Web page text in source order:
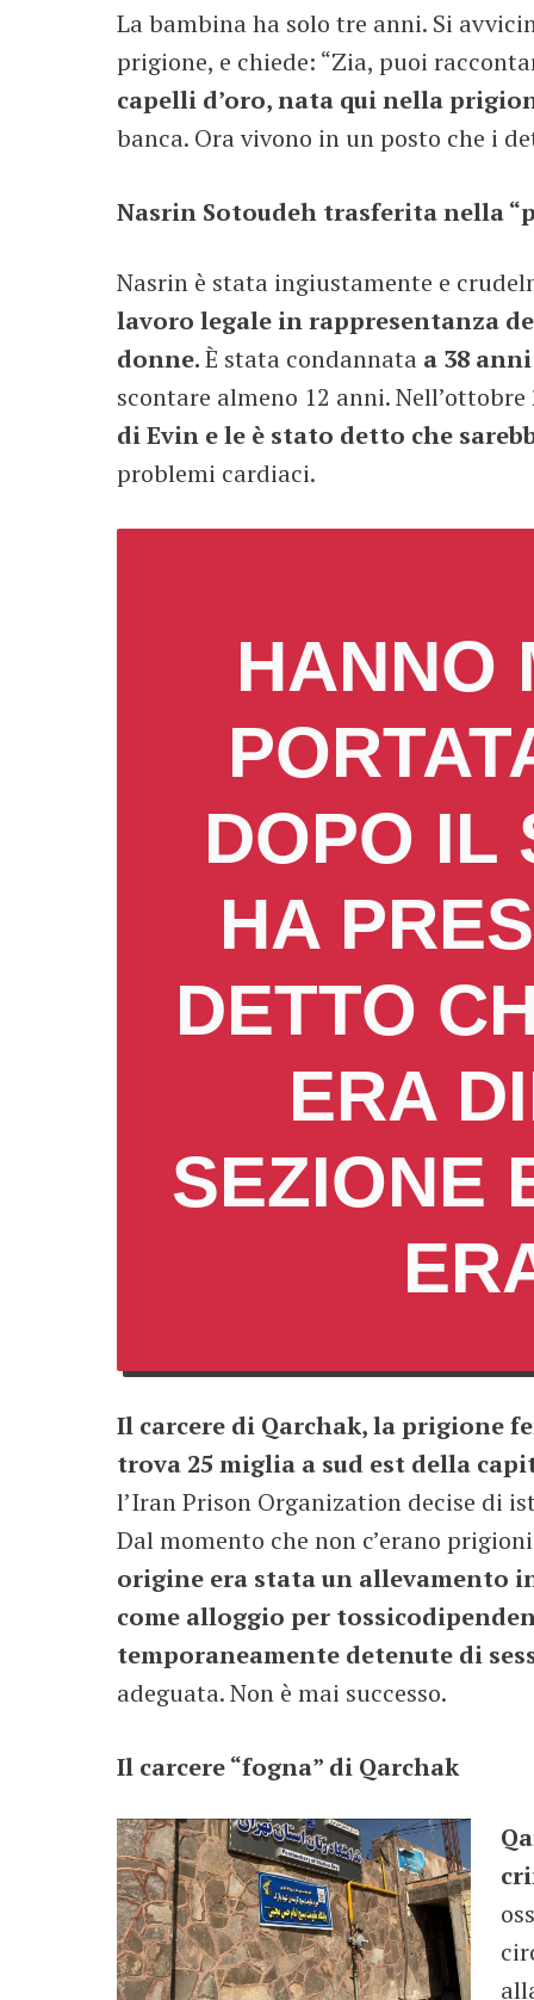
La bambina ha solo tre anni. Si
prigione, e chiede: “Zia, puoi
capelli d’oro, nata qui nella
banca. Ora vivono in un posto che i
Nasrin Sotoudeh trasferita nella
Nasrin è stata ingiustamente e
lavoro legale in rappresentanza
donne.È stata condannata a 38
scontare almeno 12 anni.
di Evin e le è stato detto che
problemi cardiaci.
HANNO
DOPO IL
HA
DETTO
ERA
SEZIONE
Il carcere di Qarchak, la prigione
trova 25 miglia a sud est della
l’Iran Prison Organization decise di
Dal momento che non c’erano
origine era stata un allevamento
come alloggio per
temporaneamente detenute di
adeguata. Non è mai successo.
Il carcere “fogna” di Qarchak